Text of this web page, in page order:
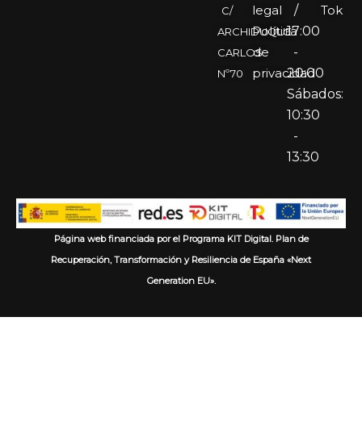
C/
ARCHIDUQUE
CARLOS
Nº70
legal
Política
de
privacidad
/
17:00
-
20:00
Sábados:
10:30
-
13:30
Tok
Página web financiada por el Programa KIT Digital. Plan de
Recuperación, Transformación y Resiliencia de España «Next
Generation EU».